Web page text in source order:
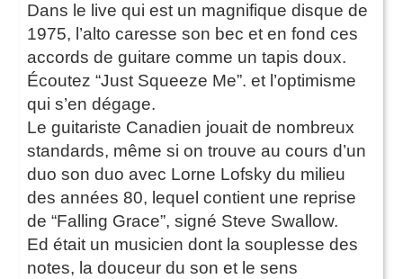
Dans le live qui est un magnifique disque de
1975, l’alto caresse son bec et en fond ces
accords de guitare comme un tapis doux.
Écoutez “Just Squeeze Me”. et l’optimisme
qui s’en dégage.
Le guitariste Canadien jouait de nombreux
standards, même si on trouve au cours d’un
duo son duo avec Lorne Lofsky du milieu
des années 80, lequel contient une reprise
de “Falling Grace”, signé Steve Swallow.
Ed était un musicien dont la souplesse des
notes, la douceur du son et le sens